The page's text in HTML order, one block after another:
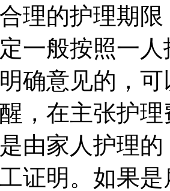
理的护理期
一般按照一
确意见的，
，在主张护
由家人护理
证明。如果